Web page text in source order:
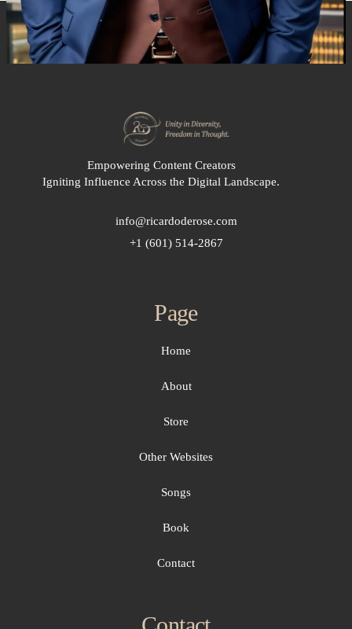
Empowering Content Creators
Igniting Influence Across the Digital Landscape.
info@ricardoderose.com
+1 (601) 514-2867
Page
Home
About
Store
Other Websites
Songs
Book
Contact